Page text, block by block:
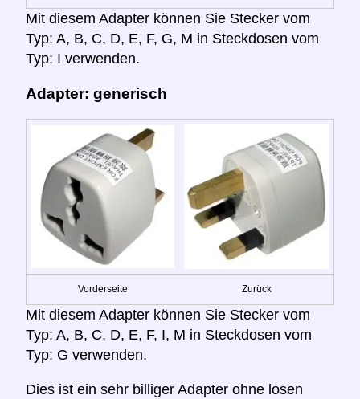
Mit diesem Adapter können Sie Stecker vom
Typ: A, B, C, D, E, F, G, M in Steckdosen vom
Typ: I verwenden.
Adapter: generisch
Vorderseite Zurück
Mit diesem Adapter können Sie Stecker vom
Typ: A, B, C, D, E, F, I, M in Steckdosen vom
Typ: G verwenden.
Dies ist ein sehr billiger Adapter ohne losen